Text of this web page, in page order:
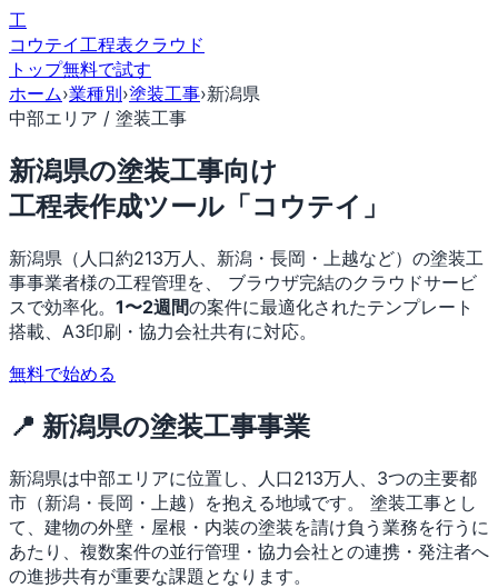
工
コウテイ工程表クラウド
トップ無料で試す
ホーム›業種別›塗装工事›新潟県
中部エリア / 塗装工事
新潟県の塗装工事向け
工程表作成ツール「コウテイ」
新潟県（人口約213万人、新潟・長岡・上越など）の塗装工
事事業者様の工程管理を、 ブラウザ完結のクラウドサービ
スで効率化。 1〜2週間の案件に最適化されたテンプレート
搭載、A3印刷・協力会社共有に対応。
無料で始める
📍 新潟県の塗装工事事業
新潟県は中部エリアに位置し、人口213万人、3つの主要都
市（新潟・長岡・上越）を抱える地域です。 塗装工事とし
て、建物の外壁・屋根・内装の塗装を請け負う業務を行うに
あたり、複数案件の並行管理・協力会社との連携・発注者へ
の進捗共有が重要な課題となります。